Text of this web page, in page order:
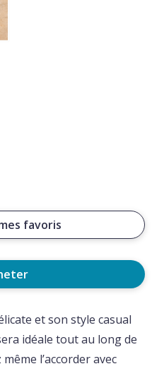
favoris
et son style casual
idéale tout au long de
l’accorder avec